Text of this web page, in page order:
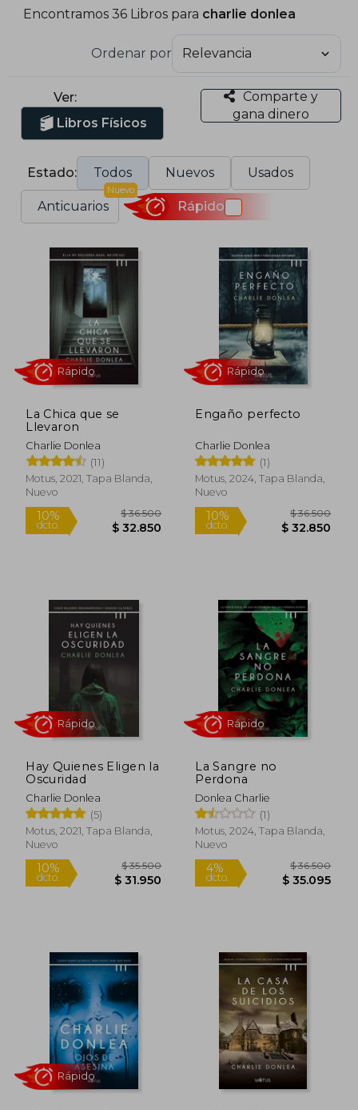
Encontramos 36 Libros para charlie donlea
Ordenar por
Ver:
Libros Físicos
Comparte y
gana dinero
Estado: Todos Nuevos Usados
Anticuarios
Nuevo
Rápido
La Chica que se
Llevaron
Charlie Donlea
(11)
Motus, 2021, Tapa Blanda,
Nuevo
10% $ 36.500
Rápido
Engaño perfecto
Charlie Donlea
(1)
Motus, 2024, Tapa Blanda,
Nuevo
10%
Rápido
Hay Quienes Eligen la
Oscuridad
Charlie Donlea
(5)
Motus, 2021, Tapa Blanda,
Nuevo
10%
dcto. $ 31.950
La Sangre no
Perdona
Donlea Charlie
(1)
Motus, 2024, Tapa Blanda,
Nuevo
4%
dcto.